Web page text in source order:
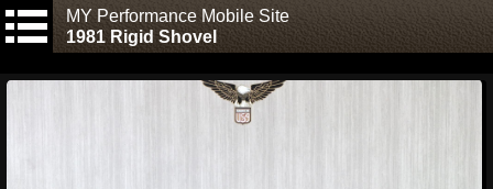
MY Performance Mobile Site
1981 Rigid Shovel